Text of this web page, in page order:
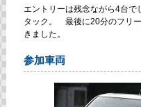
エントリーは残念ながら4台で
タック。 最後に20分のフリ
きました。
参加車両